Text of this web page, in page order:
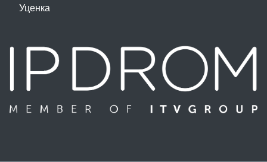
Уценка